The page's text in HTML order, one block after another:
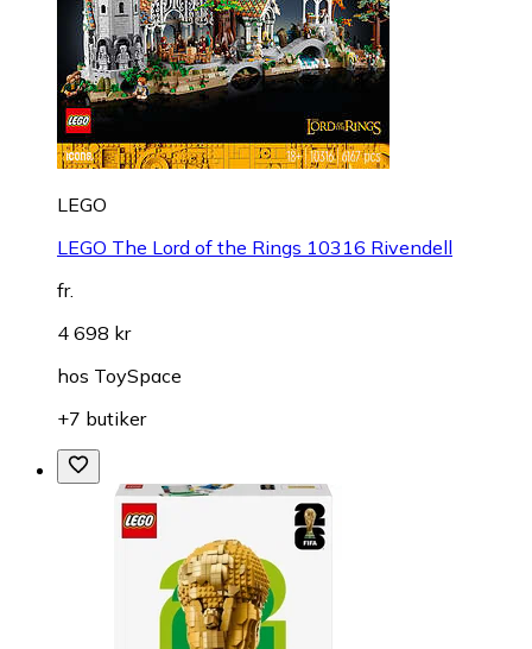
LEGO
LEGO The Lord of the Rings 10316 Rivendell
fr.
4 698 kr
hos ToySpace
+7 butiker